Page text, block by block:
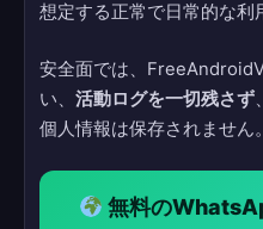
想定する正常で日常的な利
安全面では、
い、 活動ログを一切残さず、
個人情報は保存されません。
無料の